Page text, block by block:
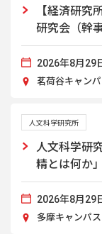
【経済研
研究会（幹
2026年8月29
茗荷谷キャン
人文科学研究所
人文科学研
精とは何か
2026年8月
多摩キャンパ